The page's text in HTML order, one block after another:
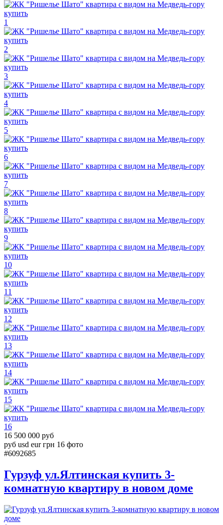
1
2
3
4
5
6
7
8
9
10
11
12
13
14
15
16
16 500 000 руб
руб usd eur грн 16 фото
#6092685
Гурзуф ул.Ялтинская купить 3-
комнатную квартиру в новом доме